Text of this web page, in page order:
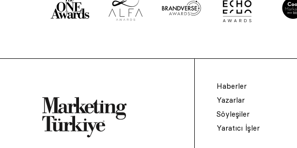
Haberler
Yazarlar
Söyleşiler
Yaratıcı İşler